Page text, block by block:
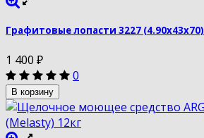
Графитовые лопасти 3227 (4.90х43х70)
1 400 ₽
0
В корзину